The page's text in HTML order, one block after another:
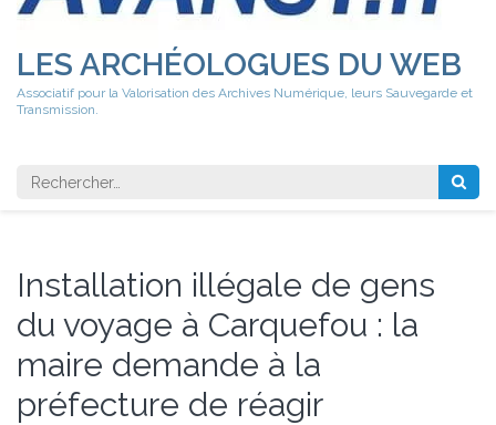
LES ARCHÉOLOGUES DU WEB
Associatif pour la Valorisation des Archives Numérique, leurs Sauvegarde et
Transmission.
Rechercher
Installation illégale de gens
du voyage à Carquefou : la
maire demande à la
préfecture de réagir